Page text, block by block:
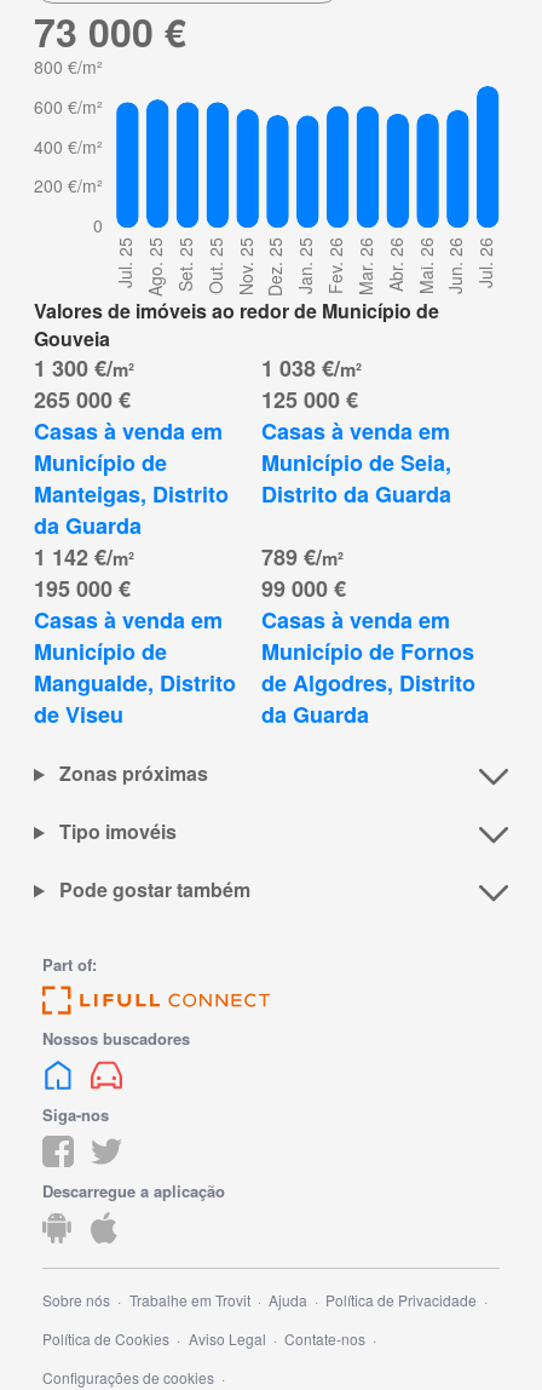
73 000 €
Valores de imóveis ao redor de Município de
Gouveia
265 000 €
1 300 €/m²
Casas à venda em
Município de
Manteigas, Distrito
da Guarda
125 000 €
1 038 €/m²
Casas à venda em
Município de Seia,
Distrito da Guarda
195 000 €
1 142 €/m²
Casas à venda em
Município de
Mangualde, Distrito
de Viseu
99 000 €
789 €/m²
Casas à venda em
Município de Fornos
de Algodres, Distrito
da Guarda
Zonas próximas
Tipo imovéis
Pode gostar também
Part of:
Nossos buscadores
Siga-nos
Descarregue a aplicação
Sobre nós Trabalhe em Trovit Ajuda
Política de Privacidade
Política de Cookies
Aviso Legal
Contate-nos
Configurações de cookies